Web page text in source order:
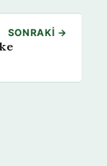
SONRAKI →